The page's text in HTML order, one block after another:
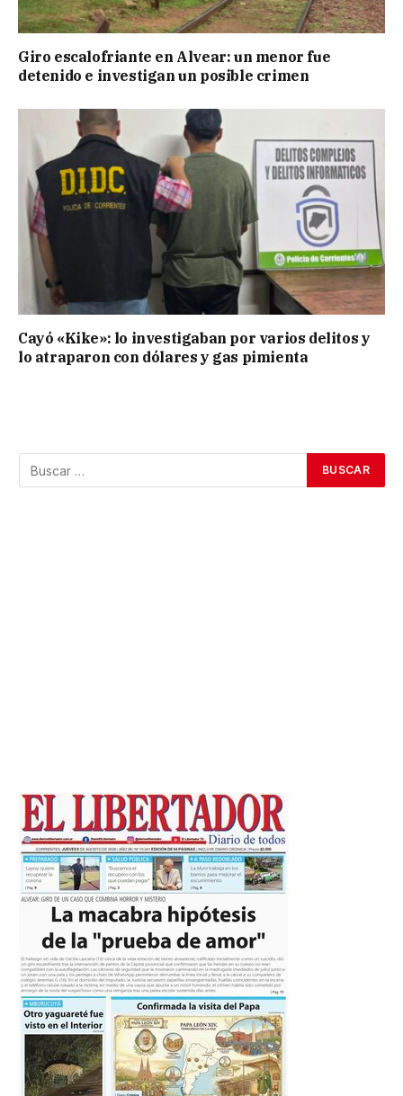
Giro escalofriante en Alvear: un menor fue
detenido e investigan un posible crimen
Cayó «Kike»: lo investigaban por varios delitos y
lo atraparon con dólares y gas pimienta